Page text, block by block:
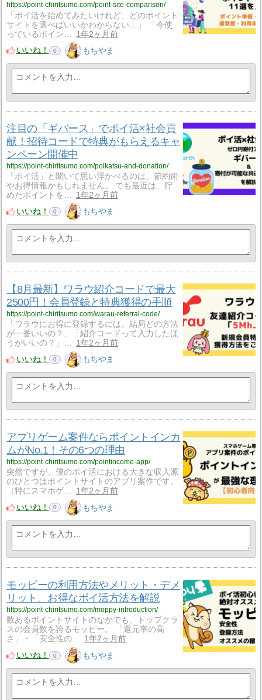
https://point-chiritsumo.com/point-site-comparison/
「ポイ活を始めてみたいけれど、どのポイント
サイトを選べばいいかわからない…」 「今使
っているポイン…
1年2ヶ月前
いいね！
0 もちやま
注目の「ギバース」でポイ活×社会貢
献！招待コードで特典がもらえるキャ
ンペーン開催中
https://point-chiritsumo.com/poikatsu-and-donation/
「ポイ活」と聞いて思い浮かべるのは、節約術
やお得情報かもしれません。 でも最近は、貯
めたポイントを…
1年2ヶ月前
いいね！
0 もちやま
【8月最新】ワラウ紹介コードで最大
2500円！会員登録と特典獲得の手順
https://point-chiritsumo.com/warau-referral-code/
「ワラウにお得に登録するには、結局どの方法
が一番いいの？」「紹介コードって入力したほ
うがいいの？」…
1年2ヶ月前
いいね！
0 もちやま
アプリゲーム案件ならポイントインカ
ムがNo.1！その6つの理由
https://point-chiritsumo.com/pointincome-app/
突然ですが、僕のポイ活における大きな収入源
のひとつはポイントサイトのアプリ案件です。
（特にスマホゲ…
1年2ヶ月前
いいね！
0 もちやま
モッピーの利用方法やメリット・デメ
リット、お得なポイ活方法を解説
https://point-chiritsumo.com/moppy-introduction/
数あるポイントサイトのなかでも、トップクラ
スの会員数を誇るモッピー。 「還元率の高
さ」・「安全性の…
1年2ヶ月前
いいね！
0 もちやま